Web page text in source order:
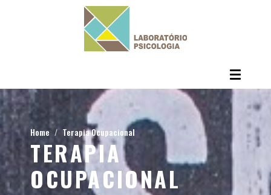
Home Terapia Ocupacional
TERAPIA
OCUPACIONAL